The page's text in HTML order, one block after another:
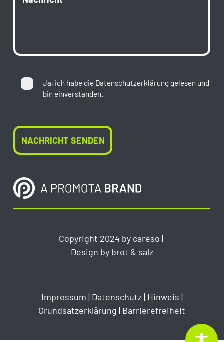
Ja, ich habe die Datenschutzerklärung gelesen und
bin einverstanden.
Copyright 2024 by careso |
Design by brot & salz
Impressum | Datenschutz| Hinweis |
Grundsatzerklärung | Barrierefreiheit